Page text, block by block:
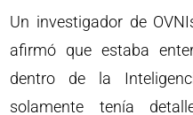
Un investigador de
afirmó que estaba
dentro de la
solamente tenía